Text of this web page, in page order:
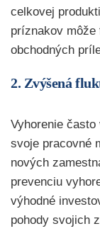
celkovej
príznakov
obchodných
2. Zvýšená
Vyhorenie
svoje pracovné
nových
prevenciu
výhodné
pohody svojich